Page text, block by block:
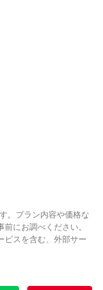
。プラン内容や価格な
にお調べください。
ビスを含む、外部サー